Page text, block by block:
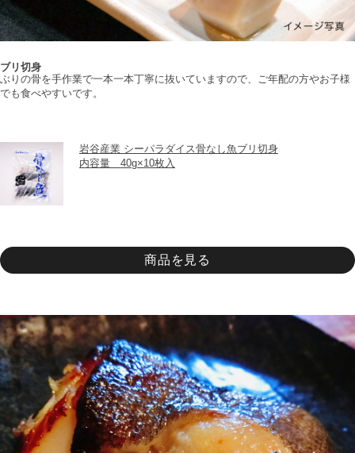
ブリ切身
ぶりの骨を手作業で一本一本丁寧に抜いていますので、ご年配の方やお子様
でも食べやすいです。
岩谷産業 シーパラダイス骨なし魚ブリ切身
内容量　40g×10枚入
商品を見る